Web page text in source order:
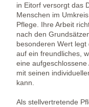
in Eitorf versorgt das
Menschen im
Pflege. Ihre Arbeit
nach den
besonderen Wert legt
auf ein freundliches,
eine
mit seinen
kann.
Als stellvertretende